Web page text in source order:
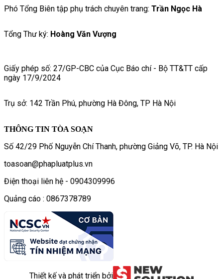
Phó Tổng Biên tập phụ trách chuyên trang: Trần Ngọc Hà
Tổng Thư ký: Hoàng Văn Vượng
Giấy phép số: 27/GP-CBC của Cục Báo chí - Bộ TT&TT cấp
ngày 17/9/2024
Trụ sở: 142 Trần Phú, phường Hà Đông, TP Hà Nội
THÔNG TIN TÒA SOẠN
Số 42/29 Phố Nguyễn Chí Thanh, phường Giảng Võ, TP. Hà Nội
toasoan@phapluatplus.vn
Điện thoại liên hệ - 0904309996
Quảng cáo : 0867378789
Thiết kế và phát triển bởi